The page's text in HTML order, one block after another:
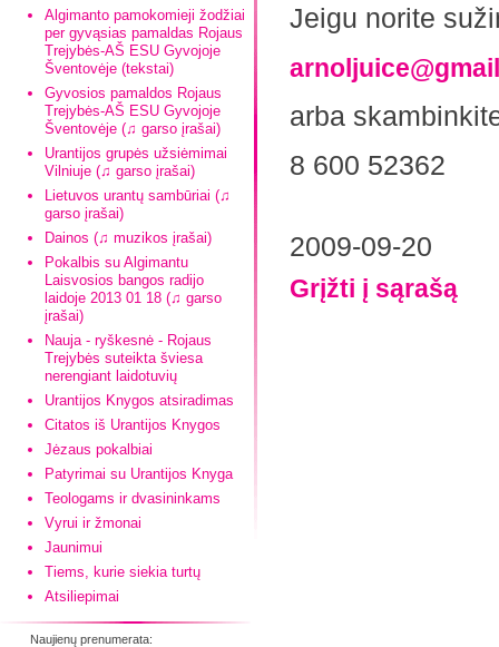
Algimanto pamokomieji žodžiai
per gyvąsias pamaldas Rojaus
Trejybės-AŠ ESU Gyvojoje
Šventovėje (tekstai)
Gyvosios pamaldos Rojaus
Trejybės-AŠ ESU Gyvojoje
Šventovėje (♫ garso įrašai)
Urantijos grupės užsiėmimai
Vilniuje (♫ garso įrašai)
Lietuvos urantų sambūriai (♫
garso įrašai)
Dainos (♫ muzikos įrašai)
Pokalbis su Algimantu
Laisvosios bangos radijo
laidoje 2013 01 18 (♫ garso
įrašai)
Nauja - ryškesnė - Rojaus
Trejybės suteikta šviesa
nerengiant laidotuvių
Urantijos Knygos atsiradimas
Citatos iš Urantijos Knygos
Jėzaus pokalbiai
Patyrimai su Urantijos Knyga
Teologams ir dvasininkams
Vyrui ir žmonai
Jaunimui
Tiems, kurie siekia turtų
Atsiliepimai
Naujienų prenumerata:
Jeigu norite
arba
8 600 52362
2009-09-20
Grįžti į sąrašą